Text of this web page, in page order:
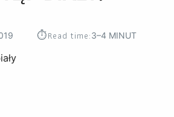
⏱︎Read time:3–4 MINUT